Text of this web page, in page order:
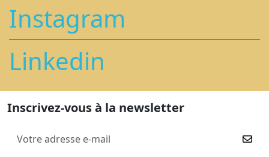
Instagram
Linkedin
Inscrivez-vous à la newsletter